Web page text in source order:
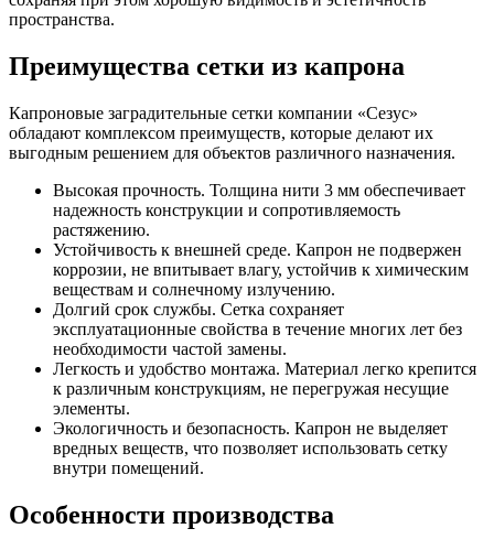
пространства.
Преимущества сетки из капрона
Капроновые заградительные сетки компании «Сезус»
обладают комплексом преимуществ, которые делают их
выгодным решением для объектов различного назначения.
Высокая прочность. Толщина нити 3 мм обеспечивает
надежность конструкции и сопротивляемость
растяжению.
Устойчивость к внешней среде. Капрон не подвержен
коррозии, не впитывает влагу, устойчив к химическим
веществам и солнечному излучению.
Долгий срок службы. Сетка сохраняет
эксплуатационные свойства в течение многих лет без
необходимости частой замены.
Легкость и удобство монтажа. Материал легко крепится
к различным конструкциям, не перегружая несущие
элементы.
Экологичность и безопасность. Капрон не выделяет
вредных веществ, что позволяет использовать сетку
внутри помещений.
Особенности производства